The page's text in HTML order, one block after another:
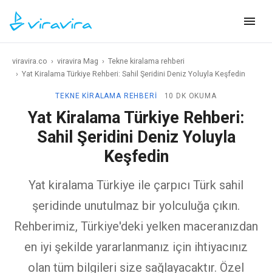
viravira.co › viravira Mag › Tekne kiralama rehberi
› Yat Kiralama Türkiye Rehberi: Sahil Şeridini Deniz Yoluyla Keşfedin
TEKNE KIRALAMA REHBERI 10 DK OKUMA
Yat Kiralama Türkiye Rehberi:
Sahil Şeridini Deniz Yoluyla
Keşfedin
Yat kiralama Türkiye ile çarpıcı Türk sahil
şeridinde unutulmaz bir yolculuğa çıkın.
Rehberimiz, Türkiye'deki yelken maceranızdan
en iyi şekilde yararlanmanız için ihtiyacınız
olan tüm bilgileri size sağlayacaktır. Özel